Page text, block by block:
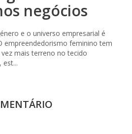
negócios
e o universo empresarial é
empreendedorismo feminino tem
mais terreno no tecido
est...